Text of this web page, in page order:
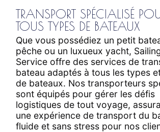
TRANSPORT SPÉCIALISÉ
TOUS TYPES DE BATEAUX
Que vous possédiez un petit
pêche ou un luxueux yacht,
Service offre des services de
bateau adaptés à tous les types
de bateaux. Nos transporteurs
sont équipés pour gérer les défis
logistiques de tout voyage,
une expérience de transport du
fluide et sans stress pour nos